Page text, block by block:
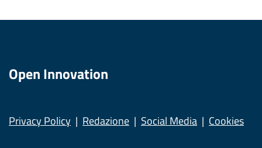
Open Innovation
Privacy Policy Redazione Social Media Cookies